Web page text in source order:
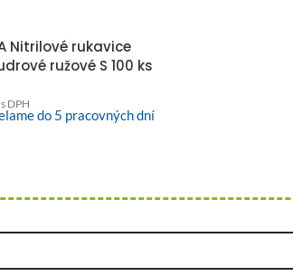
Nitrilové rukavice
ružové S 100 ks
s DPH
do 5 pracovných dní